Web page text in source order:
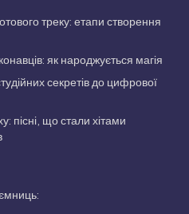
треку: етапи створення
як народжується магія
секретів до цифрової
пісні, що стали хітами